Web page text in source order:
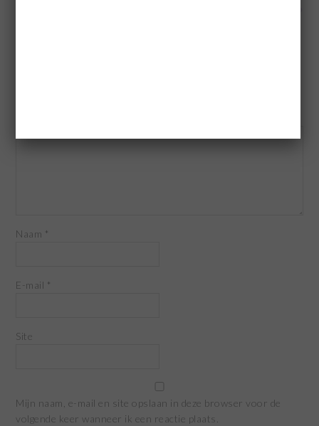
Naam *
E-mail *
Site
Mijn naam, e-mail en site opslaan in deze browser voor de
volgende keer wanneer ik een reactie plaats.